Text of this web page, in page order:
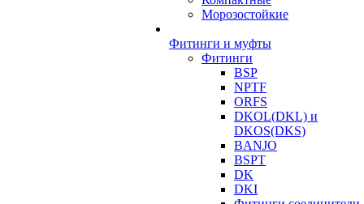
Морозостойкие
Фитинги и муфты
Фитинги
BSP
NPTF
ORFS
DKOL(DKL) и
DKOS(DKS)
BANJO
BSPT
DK
DKI